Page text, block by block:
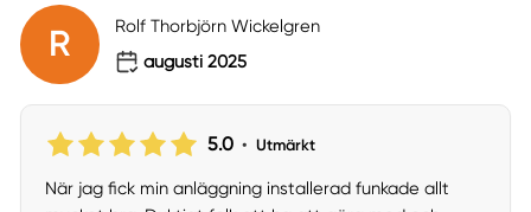
R
Rolf Thorbjörn Wickelgren
augusti 2025
5.0 • Utmärkt
När jag fick min anläggning installerad funkade allt